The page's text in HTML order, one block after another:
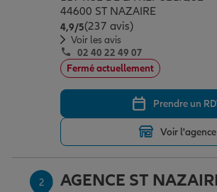
Assurance emprunteur
Prévoyance et dépendance
Assurance animal de compagnie
Protection de la famille
Protection juridique
Épargne & retraite
Plan épargne retraite
Assurance vie
Placements financiers
Vos projets
Partir en vacances
Déménager
Conseil assurance
Outre-mer
44600 ST NAZAIRE
4,9/5Note de 4.9 sur 5
(237 avis)
Voir les avis
02 40 22 49 07
Fermé actuellement
Prendre un
Voir l'agence
2
AGENCE ST